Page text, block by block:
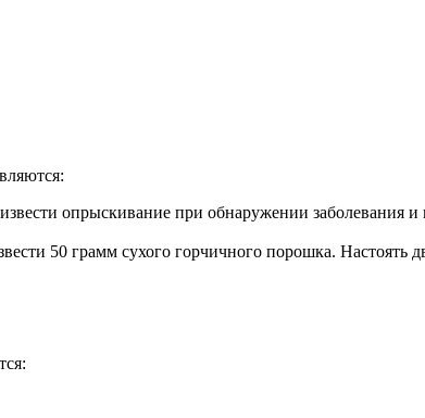
опрыскивание при обнаружении заболевания
50 грамм сухого горчичного порошка. Настоять